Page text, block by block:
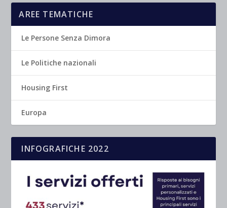
AREE TEMATICHE
Le Persone Senza Dimora
Le Politiche nazionali
Housing First
Europa
INFOGRAFICHE 2022